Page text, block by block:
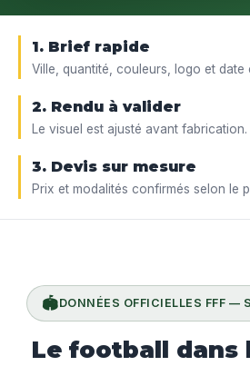
1. Brief rapide
Ville, quantité, couleurs, logo et date
2. Rendu à valider
Le visuel est ajusté avant fabrication.
3. Devis sur mesure
Prix et modalités confirmés selon le
🏟️DONNÉES OFFICIELLES FFF
Le football dans